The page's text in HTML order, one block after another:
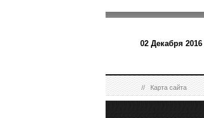
02 Декабря 2016
//Карта сайта